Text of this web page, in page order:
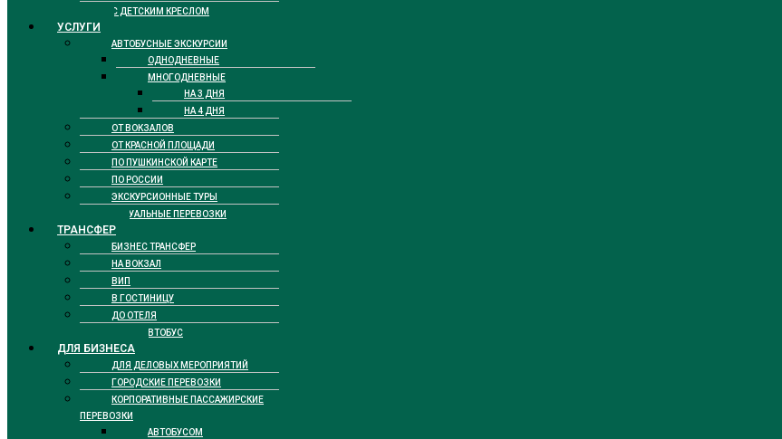
С ДЕТСКИМ КРЕСЛОМ
УСЛУГИ
АВТОБУСНЫЕ ЭКСКУРСИИ
ОДНОДНЕВНЫЕ
МНОГОДНЕВНЫЕ
НА 3 ДНЯ
НА 4 ДНЯ
ОТ ВОКЗАЛОВ
ОТ КРАСНОЙ ПЛОЩАДИ
ПО ПУШКИНСКОЙ КАРТЕ
ПО РОССИИ
ЭКСКУРСИОННЫЕ ТУРЫ
РИТУАЛЬНЫЕ ПЕРЕВОЗКИ
ТРАНСФЕР
БИЗНЕС ТРАНСФЕР
НА ВОКЗАЛ
ВИП
В ГОСТИНИЦУ
ДО ОТЕЛЯ
ТАКСИ АВТОБУС
ДЛЯ БИЗНЕСА
ДЛЯ ДЕЛОВЫХ МЕРОПРИЯТИЙ
ГОРОДСКИЕ ПЕРЕВОЗКИ
КОРПОРАТИВНЫЕ ПАССАЖИРСКИЕ
ПЕРЕВОЗКИ
АВТОБУСОМ